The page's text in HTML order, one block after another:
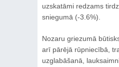
uzskatāmi redzams
sniegumā (-3.6%).
Nozaru griezumā
arī pārējā rūpniecībā,
uzglabāšanā,